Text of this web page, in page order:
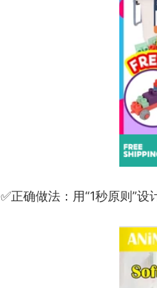
✅正确做法：用“1秒原则”